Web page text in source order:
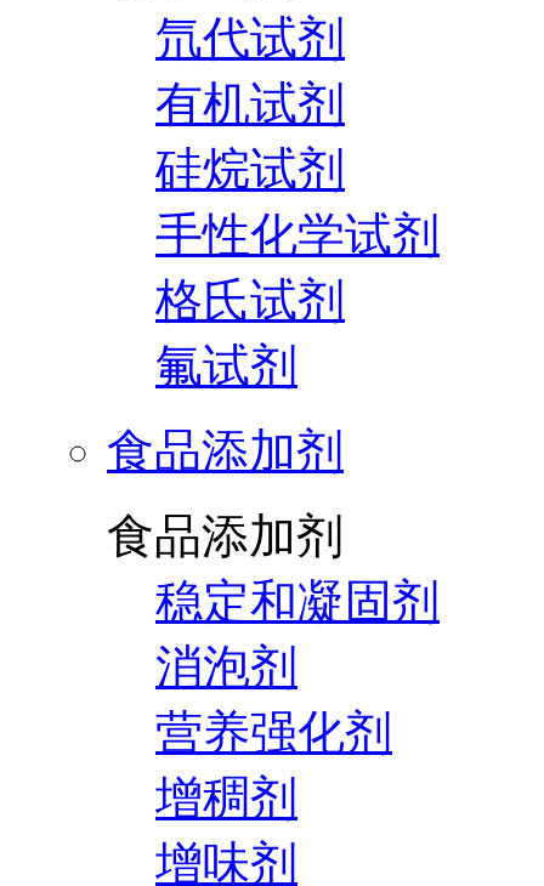
氘代试剂
有机试剂
硅烷试剂
手性化学试剂
格氏试剂
氟试剂
食品添加剂
食品添加剂
稳定和凝固剂
消泡剂
营养强化剂
增稠剂
增味剂